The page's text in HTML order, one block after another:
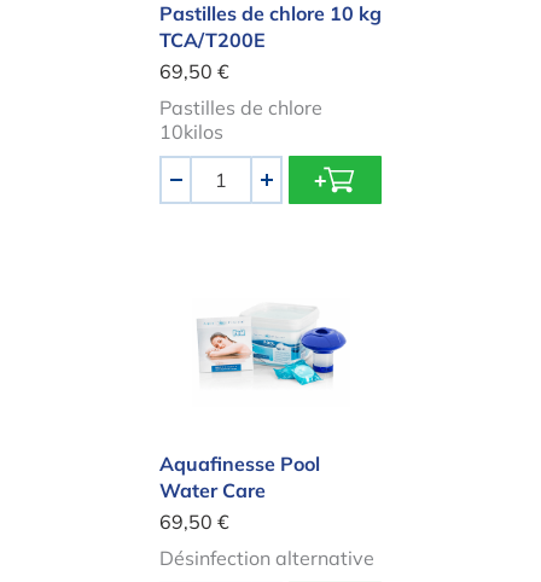
Pastilles de chlore 10 kg
TCA/T200E
69,50 €
Pastilles de chlore
10kilos
Quantité
+
Aquafinesse Pool
Water Care
69,50 €
Désinfection alternative